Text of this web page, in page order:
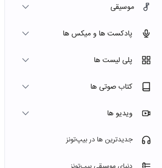
موسیقی
پادکست ها و میکس ها
پلی لیست ها
کتاب صوتی ها
ویدیو ها
جدیدترین ها در بیپ‌تونز